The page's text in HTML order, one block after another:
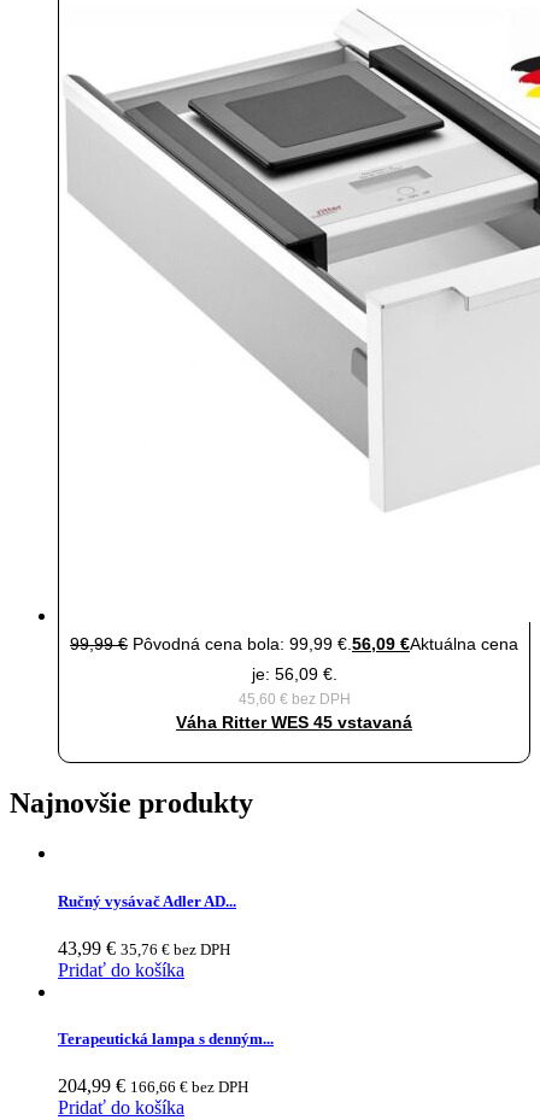
99,99€ Pôvodná cena bola: 99,99 €. 56,09 €Aktuálna cena
je: 56,09 €.
45,60 €bez DPH
Váha Ritter WES 45 vstavaná
Najnovšie produkty
Ručný vysávač Adler AD...
43,99 € 35,76 € bez DPH
Pridať do košíka
Terapeutická lampa s denným...
204,99 € 166,66 € bez DPH
Pridať do košíka